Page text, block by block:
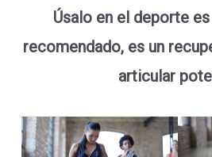
Úsalo en el deporte
recomendado, es un
articular